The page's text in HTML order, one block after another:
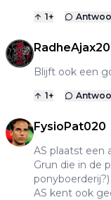
1+
Blijft ook een
1+
FysioPat020
AS plaatst een
Grun die in de
AS kent ook